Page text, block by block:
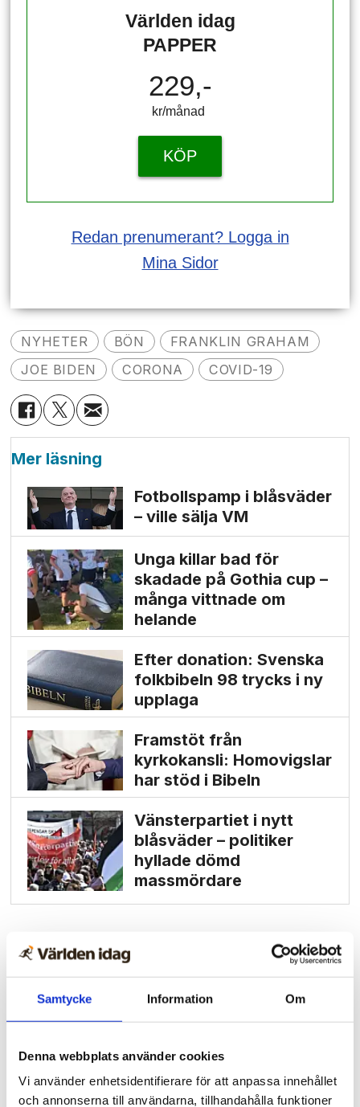
Samtycke Information Om
Denna webbplats använder cookies
Vi använder enhetsidentifierare för att anpassa innehållet
och annonserna till användarna, tillhandahålla funktioner
Världen idag
PAPPER
229,-
kr/månad ​​​​​​
KÖP
Redan prenumerant? Logga in
Mina Sidor
NYHETER BÖN
FRANKLIN GRAHAM
JOE BIDEN
CORONA COVID-19
Mer läsning
Fotbollspamp i blåsväder
– ville sälja VM
Unga killar bad för
skadade på Gothia cup –
många vittnade om
helande
Efter donation: Svenska
folkbibeln 98 trycks i ny
upplaga
Framstöt från
kyrkokansli: Homo­vigslar
har stöd i Bibeln
Vänsterpartiet i nytt
blåsväder – politiker
hyllade dömd
massmördare